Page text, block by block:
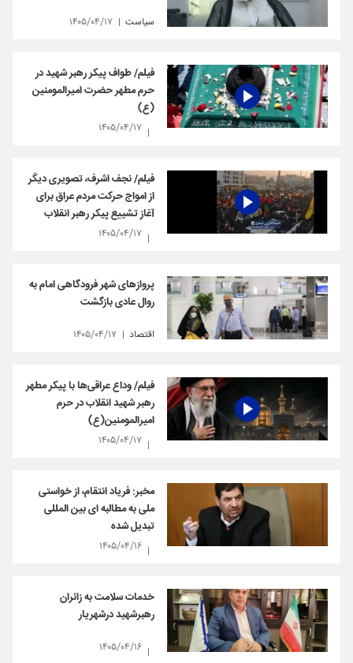
سیاست ۱۴۰۵/۰۴/۱۷
فیلم/ طواف پیکر رهبر شهید در
حرم مطهر حضرت امیرالمومنین
(ع)
۱۴۰۵/۰۴/۱۷
فیلم/ نجف اشرف، تصویری دیگر
از امواج حرکت مردم عراق برای
آغاز تشییع پیکر رهبر انقلاب
۱۴۰۵/۰۴/۱۷
پروازهای شهر فرودگاهی امام به
روال عادی بازگشت
اقتصاد ۱۴۰۵/۰۴/۱۷
فیلم/ وداع عراقی‌ها با پیکر مطهر
رهبر شهید انقلاب در حرم
امیرالمومنین(ع)
۱۴۰۵/۰۴/۱۷
مخبر: فریاد انتقام، از خواستی
ملی به مطالبه ای بین المللی
تبدیل شده
۱۴۰۵/۰۴/۱۶
خدمات سلامت به زائران
رهبرشهید درشهریار
۱۴۰۵/۰۴/۱۶